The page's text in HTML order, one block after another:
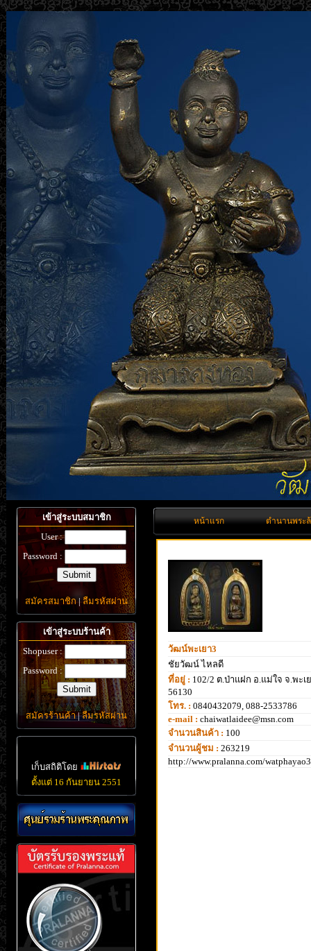
เข้าสู่ระบบสมาชิก
User :
Password :
สมัครสมาชิก|ลืมรหัสผ่าน
เข้าสู่ระบบร้านค้า
Shopuser :
Password :
สมัครร้านค้า|ลืมรหัสผ่าน
เก็บสถิติโดย
ตั้งแต่ 16 กันยายน 2551
หน้าแรก ตำนานพระ
วัฒน์พะเยา3
ชัยวัฒน์ ไหลดี
ที่อยู่ : 102/2 ต.ป่าแฝก อ.แม่ใจ จ.พะเ
56130
โทร. : 0840432079, 088-2533786
e-mail : chaiwatlaidee@msn.com
จำนวนสินค้า : 100
จำนวนผู้ชม : 263219
http://www.pralanna.com/watphayao3